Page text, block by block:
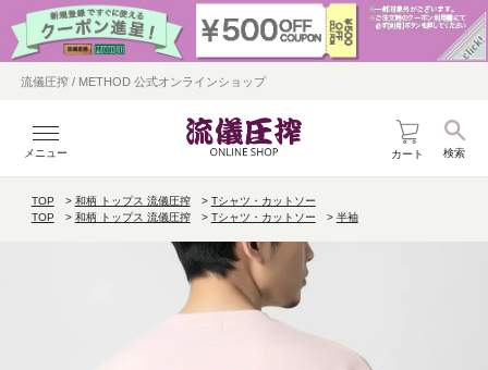
流儀圧搾 / METHOD 公式オンラインショップ
メニュー カート 検索
TOP 和柄 トップス 流儀圧搾
Tシャツ・カットソー
TOP
和柄 トップス 流儀圧搾 Tシャツ・カットソー 半袖